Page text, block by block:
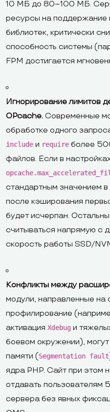
10 МБ до 80–100 МБ.
ресурсы на поддержание
библиотек, критически
способность системы
FPM достигается
Игнорирование лимитов
OPcache. Современные
обработке одного
include и require более
файлов. Если в
стандартным значением
после кэширования
будет исчерпан.
считываться напрямую с
скорость работы SSD/
Конфликты между
модули, направленные на
профилирование
активация Xdebug и
боевом окружении),
памяти (Segmentation fault
ядра PHP. Сайт при этом
отдавать
сервера без явных